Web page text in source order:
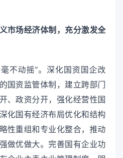
市场经济体制，充分激发全
毫不动摇”。深化国资国企改
国资监管体制，建立跨部门
、政资分开，强化经营性国
化国有经济布局优化和结构
性重组和专业化整合，推动
做优做大。完善国有企业功